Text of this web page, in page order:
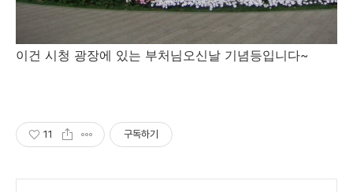
이건 시청 광장에 있는 부처님오신날 기념등입니다~
11 구독하기